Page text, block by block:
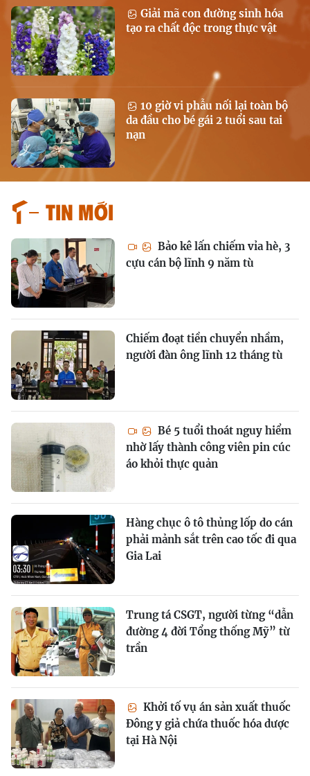
Giải mã con đường sinh hóa
tạo ra chất độc trong thực vật
10 giờ vi phẫu nối lại toàn bộ
da đầu cho bé gái 2 tuổi sau tai
nạn
Tin mới
Bảo kê lấn chiếm vỉa hè, 3
cựu cán bộ lĩnh 9 năm tù
Chiếm đoạt tiền chuyển nhầm,
người đàn ông lĩnh 12 tháng tù
Bé 5 tuổi thoát nguy hiểm
nhờ lấy thành công viên pin cúc
áo khỏi thực quản
Hàng chục ô tô thủng lốp do cán
phải mảnh sắt trên cao tốc đi qua
Gia Lai
Trung tá CSGT, người từng “dẫn
đường 4 đời Tổng thống Mỹ” từ
trần
Khởi tố vụ án sản xuất thuốc
Đông y giả chứa thuốc hóa dược
tại Hà Nội